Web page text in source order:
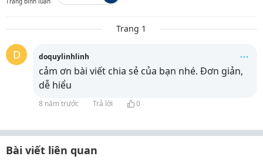
Trang 1
D doquylinhlinh
cảm ơn bài viết chia sẻ của bạn nhé. Đơn giản,
dễ hiểu
8 năm trước Trả lời 0
Bài viết liên quan